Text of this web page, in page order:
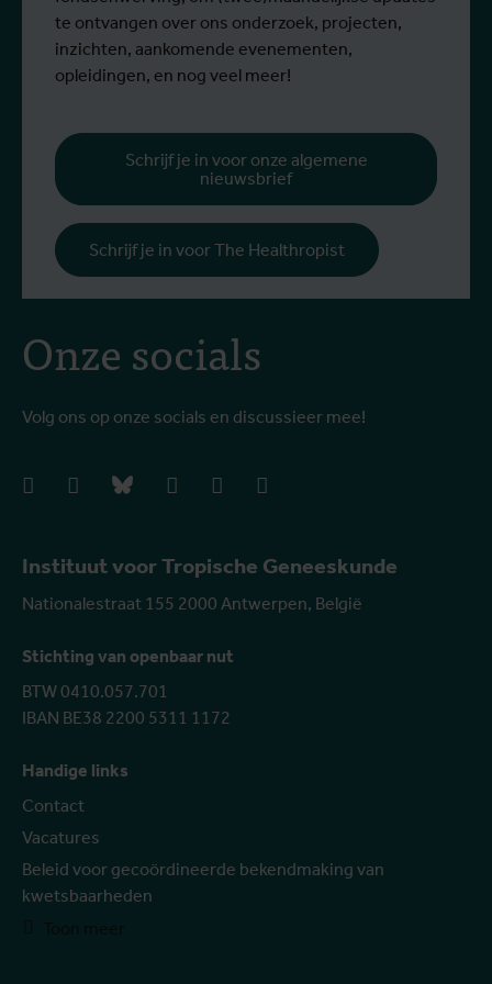
steun van een Erasmus+-mobiliteitsbeurs
voor personeel.
Instituut voor Tropische Geneeskunde
Nationalestraat 155 2000 Antwerpen, België
Stichting van openbaar nut
BTW 0410.057.701
IBAN BE38 2200 5311 1172
Handige links
Contact
Vacatures
Beleid voor gecoördineerde bekendmaking van
kwetsbaarheden
Onze socials
Volg ons op onze socials en discussieer mee!
instagrambluesky
te ontvangen over ons onderzoek, projecten,
inzichten, aankomende evenementen,
opleidingen, en nog veel meer!
Schrijf je in voor onze algemene
nieuwsbrief
Schrijf je in voor The Healthropist